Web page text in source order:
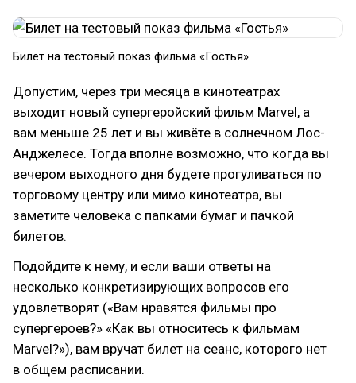
Билет на тестовый показ фильма «Гостья»
Допустим, через три месяца в кинотеатрах
выходит новый супергеройский фильм Marvel, а
вам меньше 25 лет и вы живёте в солнечном Лос-
Анджелесе. Тогда вполне возможно, что когда вы
вечером выходного дня будете прогуливаться по
торговому центру или мимо кинотеатра, вы
заметите человека с папками бумаг и пачкой
билетов.
Подойдите к нему, и если ваши ответы на
несколько конкретизирующих вопросов его
удовлетворят («Вам нравятся фильмы про
супергероев?» «Как вы относитесь к фильмам
Marvel?»), вам вручат билет на сеанс, которого нет
в общем расписании.